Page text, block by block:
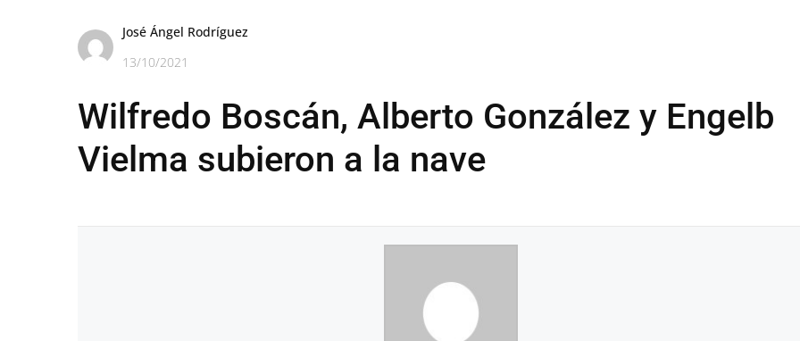
José Ángel Rodríguez
13/10/2021
Wilfredo Boscán, Alberto González y Engelb
Vielma subieron a la nave